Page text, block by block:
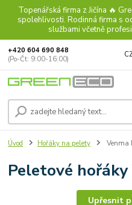
Topenářská firma z Jičína 🔥
spolehlivosti. Rodinná firma s
službami včetně
+420 604 690 848
(Po-Čt: 9:00-16:00)
Úvod Hořáky na pelety Venma
Peletové
Upřesnit